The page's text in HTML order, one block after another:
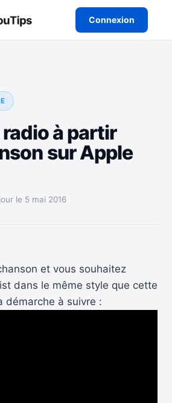
Connexion
à partir
sur Apple
le 5 mai 2016
et vous souhaitez
dans le même style que cette
démarche à suivre :